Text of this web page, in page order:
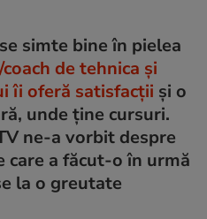
simte bine în pielea
de tehnica și
îi oferă satisfacții și o
unde ține cursuri.
ne-a vorbit despre
care a făcut-o în urmă
la o greutate